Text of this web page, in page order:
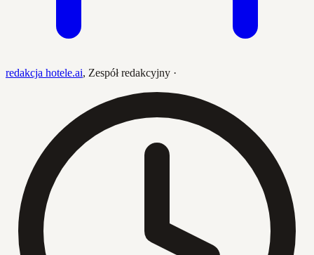
redakcja hotele.ai, Zespół redakcyjny ·